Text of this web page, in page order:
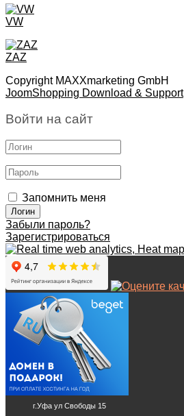
VW
ZAZ
Copyright MAXXmarketing GmbH
JoomShopping Download & Support
Войти на сайт
Запомнить меня
Забыли пароль?
Зарегистрироваться
г.Уфа ул Свободы 15